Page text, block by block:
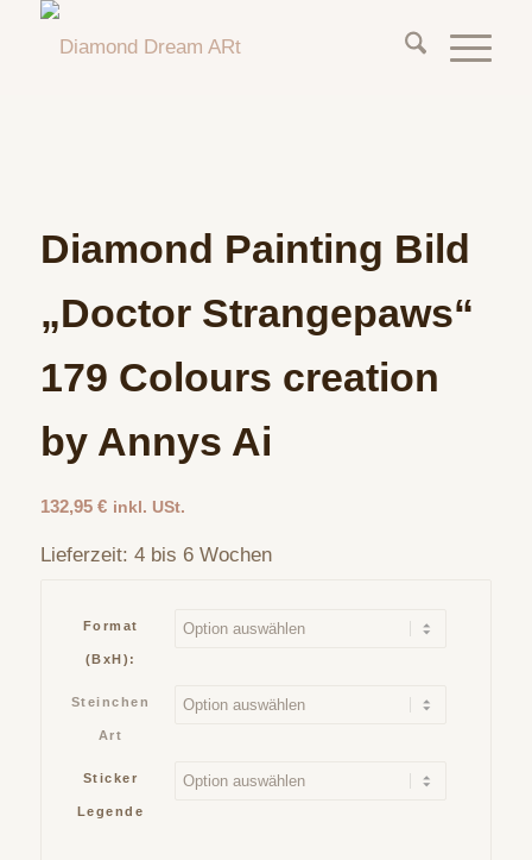
Diamond Painting Bild
„Doctor Strangepaws“
179 Colours creation
by Annys Ai
132,95 € inkl. USt.
Lieferzeit: 4 bis 6 Wochen
Format
(BxH):
Steinchen
Art
Sticker
Legende